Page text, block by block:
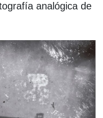
analógica de